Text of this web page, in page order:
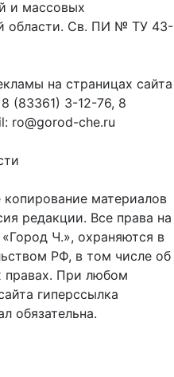
и массовых
области. Св. ПИ № ТУ 43-
на страницах сайта
(83361) 3-12-76, 8
ro@gorod-che.ru
материалов
редакции. Все права на
Ч.», охраняются в
РФ, в том числе об
правах. При любом
гиперссылка
обязательна.